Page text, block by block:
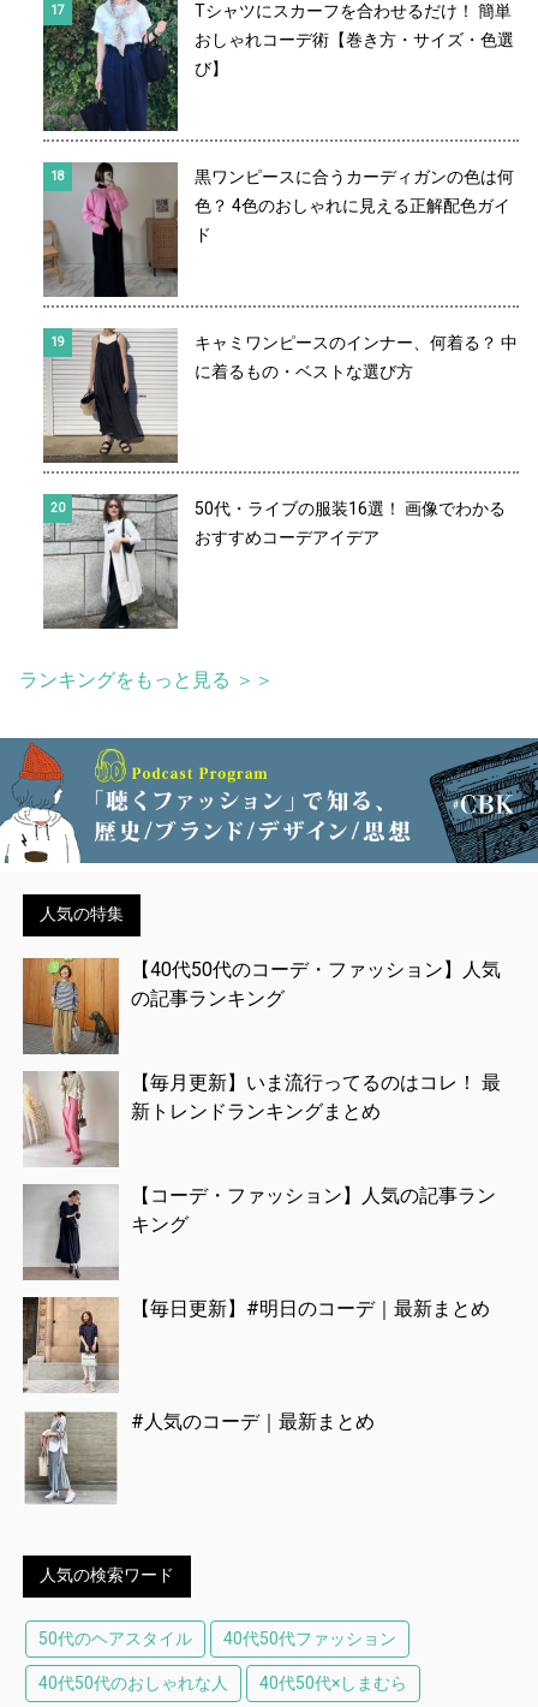
Tシャツにスカーフを合わせるだけ！ 簡単
おしゃれコーデ術【巻き方・サイズ・色選
び】
黒ワンピースに合うカーディガンの色は何
色？ 4色のおしゃれに見える正解配色ガイ
ド
キャミワンピースのインナー、何着る？ 中
に着るもの・ベストな選び方
50代・ライブの服装16選！ 画像でわかる
おすすめコーデアイデア
ランキングをもっと見る ＞＞
人気の特集
【40代50代のコーデ・ファッション】人気
の記事ランキング
【毎月更新】いま流行ってるのはコレ！ 最
新トレンドランキングまとめ
【コーデ・ファッション】人気の記事ラン
キング
【毎日更新】#明日のコーデ｜最新まとめ
#人気のコーデ｜最新まとめ
人気の検索ワード
50代のヘアスタイル 40代50代ファッション
40代50代のおしゃれな人 40代50代×しまむら